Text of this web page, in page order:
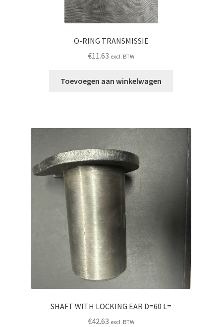
O-RING TRANSMISSIE
€11.63 excl. BTW
Toevoegen aan winkelwagen
SHAFT WITH LOCKING EAR D=60 L=
€42.63 excl. BTW